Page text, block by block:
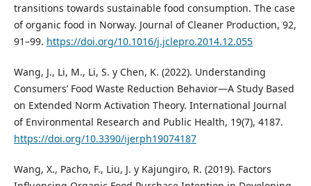
transitions towards sustainable food consumption. The case
of organic food in Norway. Journal of Cleaner Production, 92,
91–99. https://doi.org/10.1016/j.jclepro.2014.12.055
Wang, J., Li, M., Li, S. y Chen, K. (2022). Understanding
Consumers’ Food Waste Reduction Behavior—A Study Based
on Extended Norm Activation Theory. International Journal
of Environmental Research and Public Health, 19(7), 4187.
https://doi.org/10.3390/ijerph19074187
Wang, X., Pacho, F., Liu, J. y Kajungiro, R. (2019). Factors